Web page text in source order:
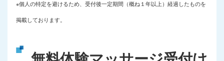
※個人の特定を避けるため、受付後一定期間（概ね１年以上）経過したものを
掲載しております。